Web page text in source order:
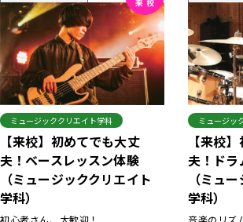
ミュージッククリエイト学科
【来校】初めてでも大丈
夫！ベースレッスン体験
（ミュージッククリエイト
学科）
初心者さん、大歓迎！
ミュージッ
【来校
夫！ド
（ミュ
学科）
音楽のリズ